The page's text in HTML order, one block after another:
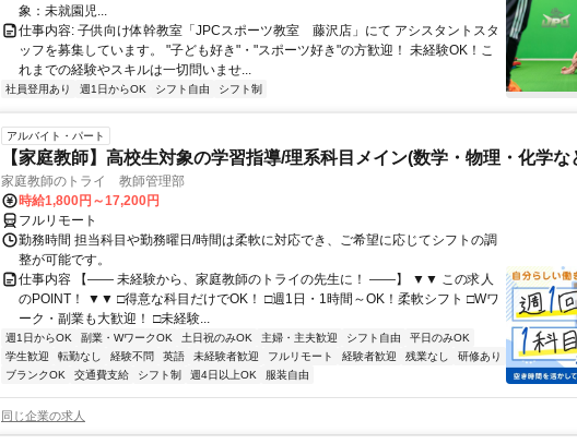
象：未就園児...
仕事内容: 子供向け体幹教室「JPCスポーツ教室 藤沢店」にて アシスタントスタ
ッフを募集しています。 "子ども好き"・"スポーツ好き"の方歓迎！ 未経験OK！こ
れまでの経験やスキルは一切問いませ...
社員登用あり 週1日からOK シフト自由 シフト制
アルバイト・パート
【家庭教師】高校生対象の学習指導/理系科目メイン(数学・物理・化学な
家庭教師のトライ 教師管理部
時給1,800円～17,200円
フルリモート
勤務時間 担当科目や勤務曜日/時間は柔軟に対応でき、ご希望に応じてシフトの調
整が可能です。
仕事内容 【―― 未経験から、家庭教師のトライの先生に！ ――】 ▼▼ この求人
のPOINT！ ▼▼ □得意な科目だけでOK！ □週1日・1時間～OK！柔軟シフト □Wワ
ーク・副業も大歓迎！ □未経験...
週1日からOK 副業・WワークOK 土日祝のみOK 主婦・主夫歓迎 シフト自由
平日のみOK
学生歓迎
転勤なし 経験不問 英語 未経験者歓迎 フルリモート 経験者歓迎 残業なし
研修あり
ブランクOK
交通費支給 シフト制 週4日以上OK 服装自由
同じ企業の求人